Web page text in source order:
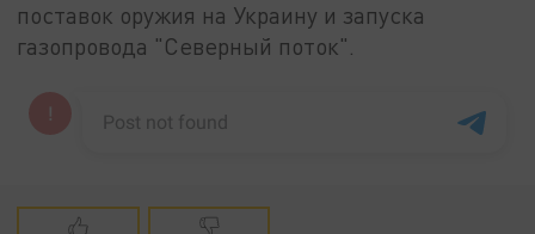
поставок оружия на Украину и запуска
газопровода "Северный поток".